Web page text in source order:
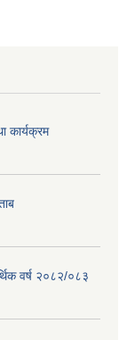
कार्यक्रम
वर्ष २०८२/०८३